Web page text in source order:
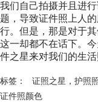
我们自己拍摄并且进
题，导致证件照上人
行。但是，那是对于
这一却都不在话下。
件之星来对我们的生
标签： 证照之星 ， 护照
证件照颜色